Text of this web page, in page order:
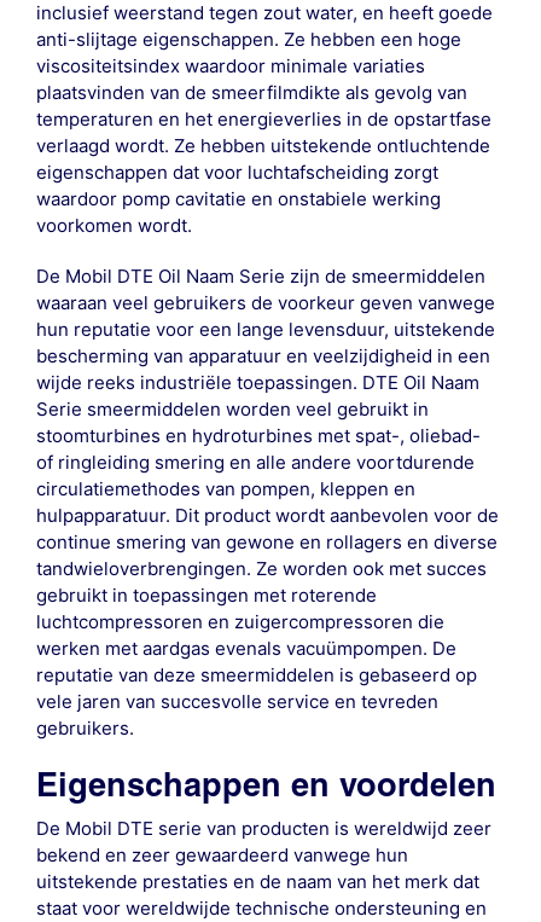
inclusief weerstand tegen zout water, en heeft goede
anti-slijtage eigenschappen. Ze hebben een hoge
viscositeitsindex waardoor minimale variaties
plaatsvinden van de smeerfilmdikte als gevolg van
temperaturen en het energieverlies in de opstartfase
verlaagd wordt. Ze hebben uitstekende ontluchtende
eigenschappen dat voor luchtafscheiding zorgt
waardoor pomp cavitatie en onstabiele werking
voorkomen wordt.
De Mobil DTE Oil Naam Serie zijn de smeermiddelen
waaraan veel gebruikers de voorkeur geven vanwege
hun reputatie voor een lange levensduur, uitstekende
bescherming van apparatuur en veelzijdigheid in een
wijde reeks industriële toepassingen. DTE Oil Naam
Serie smeermiddelen worden veel gebruikt in
stoomturbines en hydroturbines met spat-, oliebad-
of ringleiding smering en alle andere voortdurende
circulatiemethodes van pompen, kleppen en
hulpapparatuur. Dit product wordt aanbevolen voor de
continue smering van gewone en rollagers en diverse
tandwieloverbrengingen. Ze worden ook met succes
gebruikt in toepassingen met roterende
luchtcompressoren en zuigercompressoren die
werken met aardgas evenals vacuümpompen. De
reputatie van deze smeermiddelen is gebaseerd op
vele jaren van succesvolle service en tevreden
gebruikers.
Eigenschappen en voordelen
De Mobil DTE serie van producten is wereldwijd zeer
bekend en zeer gewaardeerd vanwege hun
uitstekende prestaties en de naam van het merk dat
staat voor wereldwijde technische ondersteuning en